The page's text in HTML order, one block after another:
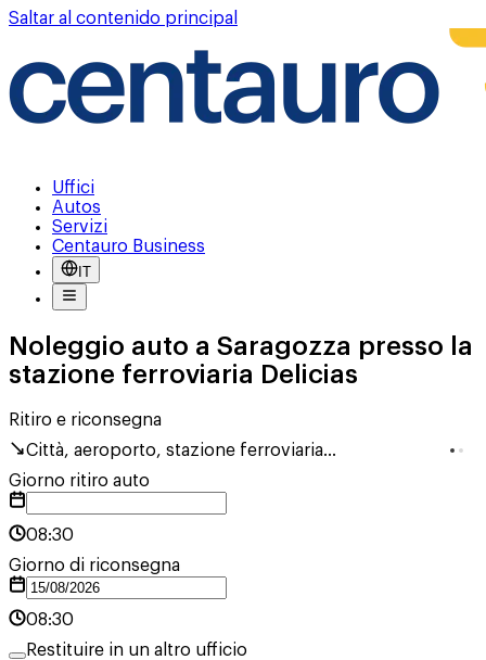
Saltar al contenido principal
Uffici
Autos
Servizi
Centauro Business
IT
Noleggio auto a Saragozza presso la
stazione ferroviaria Delicias
Ritiro e riconsegna
Città, aeroporto, stazione ferroviaria...
Giorno ritiro auto
08:30
Giorno di riconsegna
08:30
Restituire in un altro ufficio